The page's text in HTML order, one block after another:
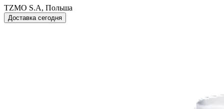
TZMO S.A, Польша
Доставка сегодня